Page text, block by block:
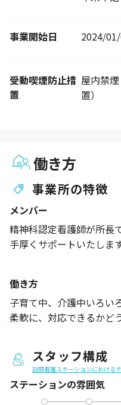
事業開始日 2024/
受動喫煙防止措
置
屋内禁
置）
働き方
事業所の特徴
メンバー
精神科認定看護師が所長で
手厚くサポートいたします
働き方
子育て中、介護中いろい
柔軟に、対応できるかど
スタッフ構成
訪問看護ステーションにおける
ステーションの雰囲気